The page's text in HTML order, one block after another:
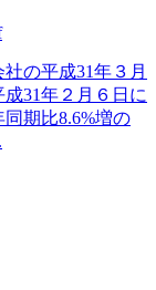
の平成31年３月
31年２月６日に
期比8.6%増の